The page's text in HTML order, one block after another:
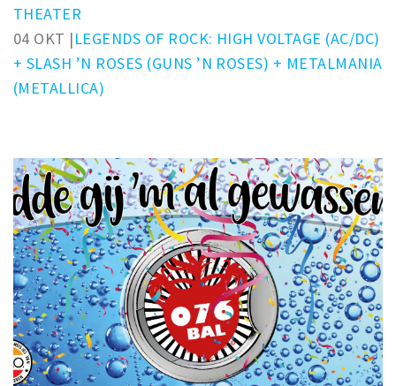
THEATER
04 OKT |LEGENDS OF ROCK: HIGH VOLTAGE (AC/DC)
+ SLASH ’N ROSES (GUNS ’N ROSES) + METALMANIA
(METALLICA)